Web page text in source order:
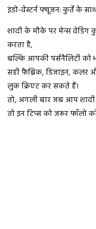
इंडो-वेस्टर्न फ्यूजन: कुर्ते के
शादी के मौके पर मेन्स वेडिंग
करता है,
बल्कि आपकी पर्सनैलिटी को
सही फैब्रिक, डिजाइन,
लुक क्रिएट कर सकते हैं।
तो, अगली बार जब आप शादी
तो इन टिप्स को जरूर फॉलो